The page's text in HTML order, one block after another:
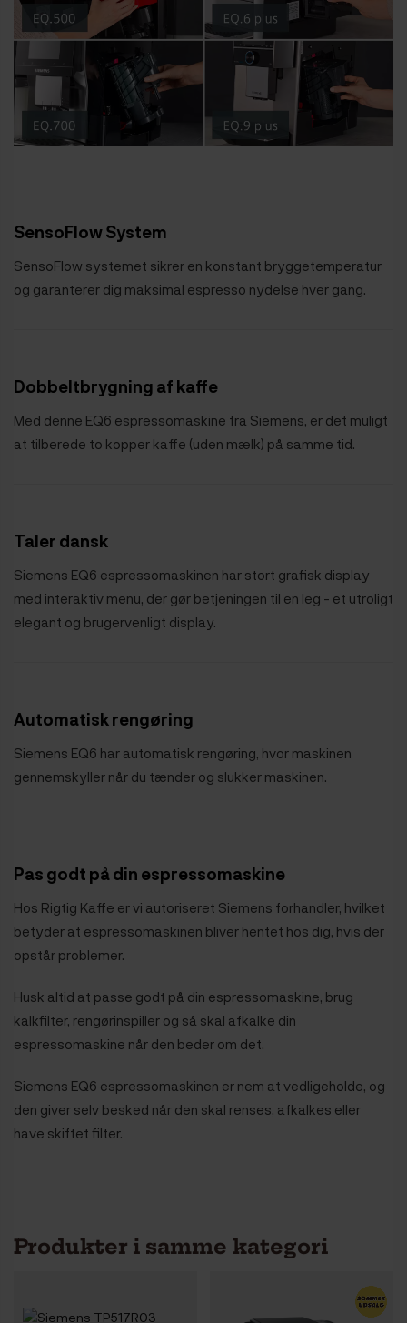
SensoFlow System
SensoFlow systemet sikrer en konstant bryggetemperatur
og garanterer dig maksimal espresso nydelse hver gang.
Dobbeltbrygning af kaffe
Med denne EQ6 espressomaskine fra Siemens, er det muligt
at tilberede to kopper kaffe (uden mælk) på samme tid.
Taler dansk
Siemens EQ6 espressomaskinen har stort grafisk display
med interaktiv menu, der gør betjeningen til en leg - et utroligt
elegant og brugervenligt display.
Automatisk rengøring
Siemens EQ6 har automatisk rengøring, hvor maskinen
gennemskyller når du tænder og slukker maskinen.
Pas godt på din espressomaskine
Hos Rigtig Kaffe er vi autoriseret Siemens forhandler, hvilket
betyder at espressomaskinen bliver hentet hos dig, hvis der
opstår problemer.
Husk altid at passe godt på din espressomaskine, brug
kalkfilter, rengørinspiller og så skal afkalke din
espressomaskine når den beder om det.
Siemens EQ6 espressomaskinen er nem at vedligeholde, og
den giver selv besked når den skal renses, afkalkes eller
have skiftet filter.
Produkter i samme kategori